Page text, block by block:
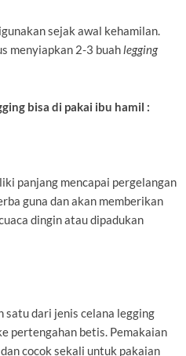
sejak awal kehamilan.
menyiapkan 2-3 buahlegging
bisa di pakai ibu hamil :
panjang mencapai pergelangan
guna dan akan memberikan
dingin atau dipadukan
satu dari jenis celana legging
pertengahan betis. Pemakaian
cocok sekali untuk pakaian